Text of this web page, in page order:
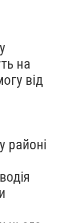
на
від
районі